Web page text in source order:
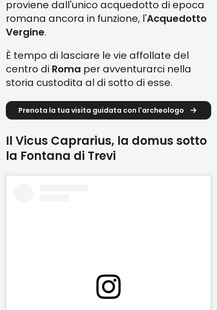
proviene dall'unico acquedotto di epoca
romana ancora in funzione, l'Acquedotto
Vergine.
È tempo di lasciare le vie affollate del
centro di Roma per avventurarci nella
storia custodita al di sotto di esse.
Prenota la tua visita guidata con l'archeologo
Il Vicus Caprarius, la domus sotto
la Fontana di Trevi